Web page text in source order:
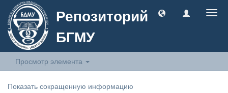
Репозиторий
БГМУ
Просмотр элемента
Показать сокращенную информацию